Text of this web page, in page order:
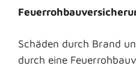
Schäden durch Brand
durch eine